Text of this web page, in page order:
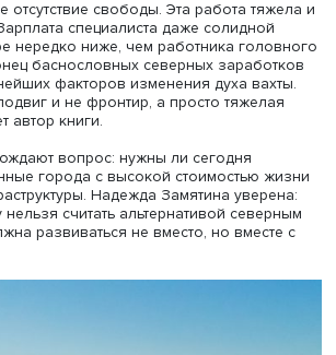
постоянного населения
Возникающие в этой зоне
потребности должны
с ограниченными сроками
преимущественно бессемейным
ликвидировали еще в советский
планы 1970-х реализовали в 1990-е
считает надуманным